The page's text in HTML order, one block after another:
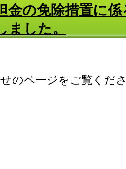
金の免除措置に
ました。
のページをご覧くだ